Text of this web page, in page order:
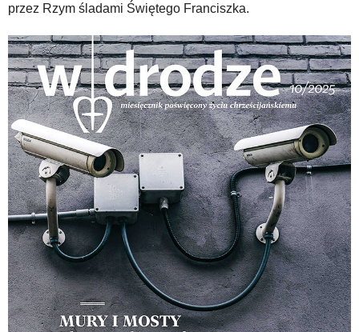
przez Rzym śladami Świętego Franciszka.